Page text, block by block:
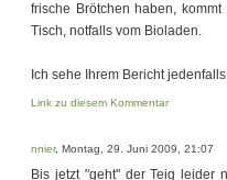
frische Brötchen haben,
Tisch, notfalls vom Bioladen.
Ich sehe Ihrem Bericht
Link zu diesem Kommentar
nnier, Montag, 29. Juni 2009, 21:07
Bis jetzt "geht" der Teig leider